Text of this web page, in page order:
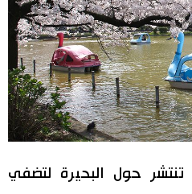
تنتشر حول البحيرة لتضفي